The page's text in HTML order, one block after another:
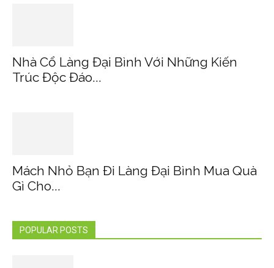
Nhà Cổ Làng Đại Bình Với Những Kiến
Trúc Độc Đáo...
Mách Nhỏ Bạn Đi Làng Đại Bình Mua Quà
Gì Cho...
POPULAR POSTS